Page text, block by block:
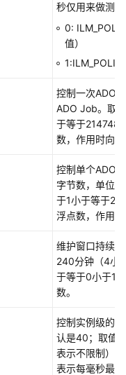
秒仅用来做测
0:
值）
控制一次ADO
ADO Job。取
于等于
数，作用时向
控制单个ADO
字节数，单位
于1小于等于
浮点数，作用
维护窗口持续
240分钟（4小
于等于0小于
数。
控制实例级的
认是40；取值
表示不限制）
表示每毫秒最